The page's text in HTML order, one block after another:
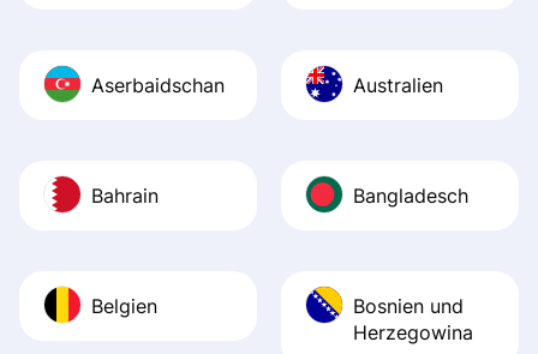
Aserbaidschan Australien
Bahrain Bangladesch
Belgien
Bosnien und
Herzegowina